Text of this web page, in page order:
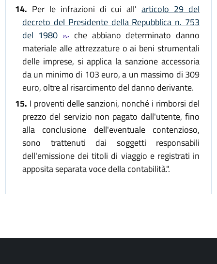
14. Per le infrazioni di cui all'articolo 29 del
decreto del Presidente della Repubblica n. 753
del 1980
che abbiano determinato danno
materiale alle attrezzature o ai beni strumentali
delle imprese, si applica la sanzione accessoria
da un minimo di 103 euro, a un massimo di 309
euro, oltre al risarcimento del danno derivante.
15. I proventi delle sanzioni, nonché i rimborsi del
prezzo del servizio non pagato dall'utente, fino
alla conclusione dell'eventuale contenzioso,
sono trattenuti dai soggetti responsabili
dell'emissione dei titoli di viaggio e registrati in
apposita separata voce della contabilità.".